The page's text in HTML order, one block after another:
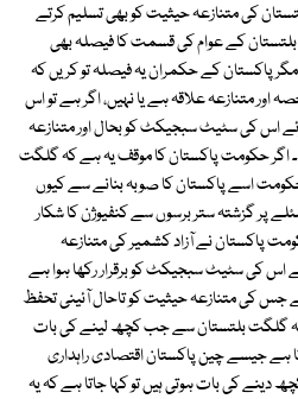
کی متنازعہ حیثیت کو بھی تسلیم کرتے
بلتستان کے عوام کی قسمت کا فیصلہ بھی
پاکستان کے حکمران یہ فیصلہ تو کریں کہ
اور متنازعہ علاقہ ہے یا نہیں، اگر ہے تو اس
اس کی سٹیٹ سبجیکٹ کو بحال اور متنازعہ
اگر حکومت پاکستان کا موقف یہ ہے کہ گلگت
اسے پاکستان کا صوبہ بنانے سے کیوں
پر گزشتہ ستر برسوں سے کنفیوژن کا شکار
پاکستان نے آزاد کشمیر کی متنازعہ
اس کی سٹیٹ سبجیکٹ کو برقرار رکھا ہوا ہے
کی متنازعہ حیثیت کو تاحال آئینی تحفظ
کہ گلگت بلتستان سے جب کچھ لینے کی بات
ہے جیسے چین پاکستان اقتصادی راہداری
دینے کی بات ہوتی ہیں تو کہا جاتا ہے کہ یہ